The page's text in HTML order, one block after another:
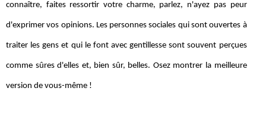
connaître, faites ressortir votre charme, parlez, n'ayez pas peur
d'exprimer vos opinions. Les personnes sociales qui sont ouvertes à
traiter les gens et qui le font avec gentillesse sont souvent perçues
comme sûres d'elles et, bien sûr, belles. Osez montrer la meilleure
version de vous-même !